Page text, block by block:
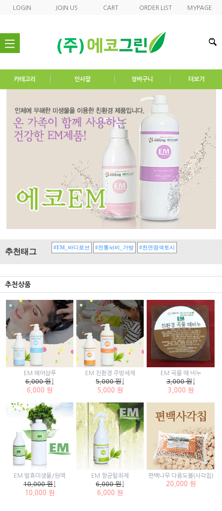
LOGIN JOIN US CART ORDER LIST MYPAGE
카테고리 인사말 장바구니 더보기
nav
추천태그 #EM_바디로션 #전통뉘비_가방 #천연염색토시
추천상품
EM 헤어샴푸
6,000 원
6,000 원
EM 친환경 주방세제
5,000 원↓
5,000 원
EM 곡물 때 비누
3,000 원↓
3,000 원
EM 발효미생물/원액
10,000 원
10,000 원
EM 향균탈취제
6,000 원↓
6,000 원
편백나무 다용도볼(사각칩)
20,000 원